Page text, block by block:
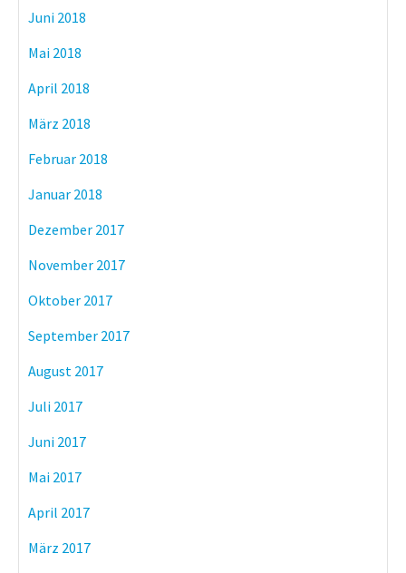
Juni 2018
Mai 2018
April 2018
März 2018
Februar 2018
Januar 2018
Dezember 2017
November 2017
Oktober 2017
September 2017
August 2017
Juli 2017
Juni 2017
Mai 2017
April 2017
März 2017